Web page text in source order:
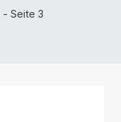
- Seite 3